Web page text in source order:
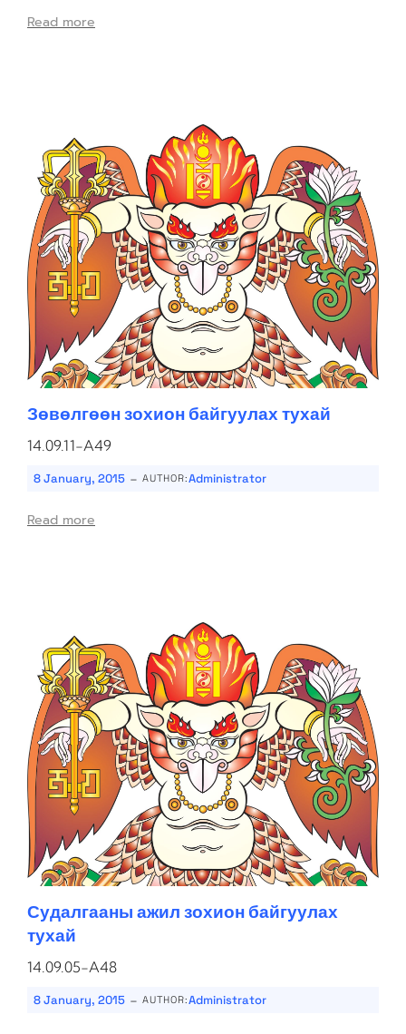
Read more
Зөвөлгөөн зохион байгуулах тухай
14.09.11-A49
8 January, 2015 - AUTHOR:Administrator
Read more
Судалгааны ажил зохион байгуулах
тухай
14.09.05-A48
8 January, 2015 - AUTHOR:Administrator